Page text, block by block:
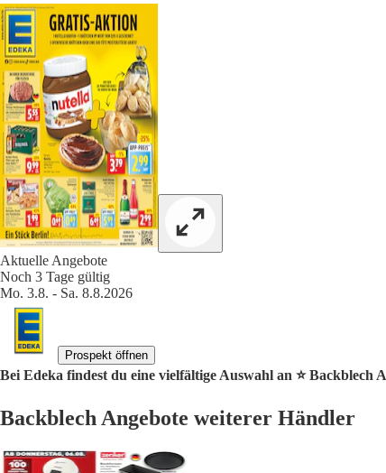
Aktuelle Angebote
Noch 3 Tage gültig
Mo. 3.8. - Sa. 8.8.2026
Prospekt öffnen
Bei Edeka findest du eine vielfältige Auswahl an ⭐️ Backblech
Backblech Angebote weiterer Händler